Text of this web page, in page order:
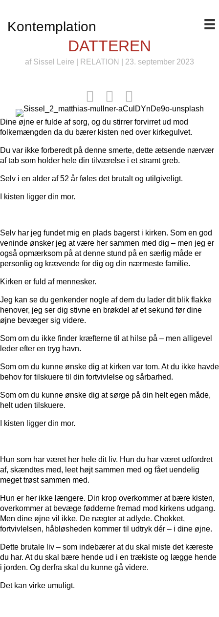
Kontemplation
DATTEREN
af Sissel Leire RELATION | 23. september 2023
Dine øjne er fulde af sorg, og du stirrer forvirret ud mod
folkemængden da du bærer kisten ned over kirkegulvet.
Du var ikke forberedt på denne smerte, dette ætsende nærvær
af tab som holder hele din tilværelse i et stramt greb.
Selv i en alder af 52 år føles det brutalt og utilgiveligt.
I kisten ligger din mor.
Selv har jeg fundet mig en plads bagerst i kirken. Som en god
veninde ønsker jeg at være her sammen med dig – men jeg er
også opmærksom på at denne stund på en særlig måde er
personlig og krævende for dig og din nærmeste familie.
Kirken er fuld af mennesker.
Jeg kan se du genkender nogle af dem du lader dit blik flakke
henover, jeg ser dig stivne en brøkdel af et sekund før dine
øjne bevæger sig videre.
Som om du ikke finder kræfterne til at hilse på – men alligevel
leder efter en tryg havn.
Som om du kunne ønske dig at kirken var tom. At du ikke havde
behov for tilskuere til din fortvivlelse og sårbarhed.
Som om du kunne ønske dig at sørge på din helt egen måde,
helt uden tilskuere.
I kisten ligger din mor.
Hun som har været her hele dit liv. Hun du har været udfordret
af, skændtes med, leet højt sammen med og fået uendelig
meget trøst sammen med.
Hun er her ikke længere. Din krop overkommer at bære kisten,
overkommer at bevæge fødderne fremad mod kirkens udgang.
Men dine øjne vil ikke. De nægter at adlyde. Chokket,
fortvivlelsen, håbløsheden kommer til udtryk dér – i dine øjne.
Dette brutale liv – som indebærer at du skal miste det kæreste
du har. At du skal bære hende ud i en trækiste og lægge hende
i jorden. Og derfra skal du kunne gå videre.
Det kan virke umuligt.